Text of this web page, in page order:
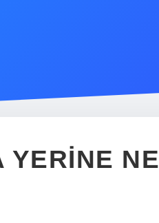
YERINE NE